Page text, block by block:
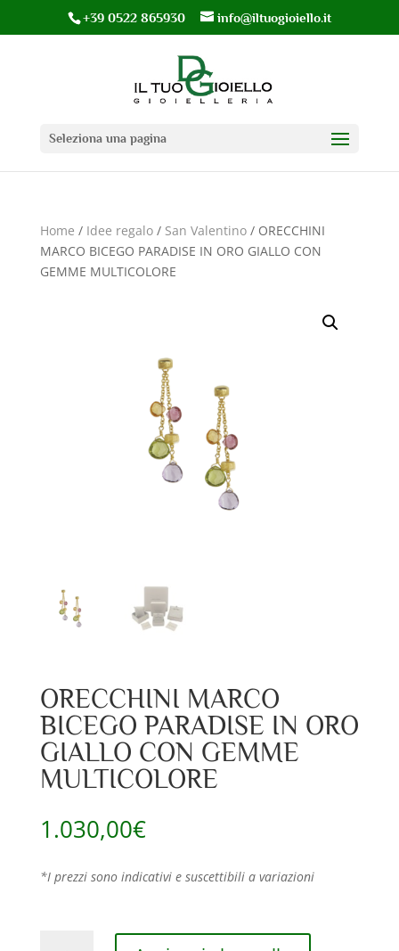
+39 0522 865930 info@iltuogioiello.it
Seleziona una pagina
Home / Idee regalo/ San Valentino/ ORECCHINI
MARCO BICEGO PARADISE IN ORO GIALLO CON
GEMME MULTICOLORE
ORECCHINI MARCO
BICEGO PARADISE IN ORO
GIALLO CON GEMME
MULTICOLORE
1.030,00€
*I prezzi sono indicativi e suscettibili a variazioni